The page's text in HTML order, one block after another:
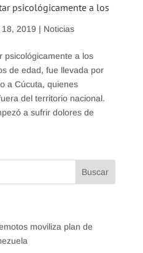
psicológicamente a los
18, 2019 | Noticias
psicológicamente a los
de edad, fue llevada por
a Cúcuta, quienes
del territorio nacional.
a sufrir dolores de
moviliza plan de